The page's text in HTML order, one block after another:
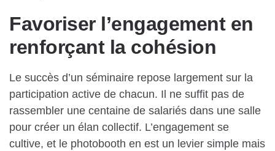
Favoriser l’engagement en
renforçant la cohésion
Le succès d’un séminaire repose largement sur la
participation active de chacun. Il ne suffit pas de
rassembler une centaine de salariés dans une salle
pour créer un élan collectif. L’engagement se
cultive, et le photobooth en est un levier simple mais